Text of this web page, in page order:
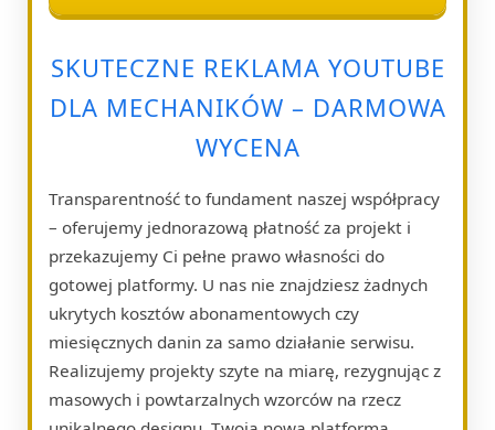
SKUTECZNE REKLAMA YOUTUBE
DLA MECHANIKÓW – DARMOWA
WYCENA
Transparentność to fundament naszej współpracy
– oferujemy jednorazową płatność za projekt i
przekazujemy Ci pełne prawo własności do
gotowej platformy. U nas nie znajdziesz żadnych
ukrytych kosztów abonamentowych czy
miesięcznych danin za samo działanie serwisu.
Realizujemy projekty szyte na miarę, rezygnując z
masowych i powtarzalnych wzorców na rzecz